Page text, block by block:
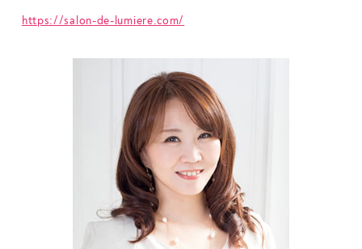
https://salon-de-lumiere.com/